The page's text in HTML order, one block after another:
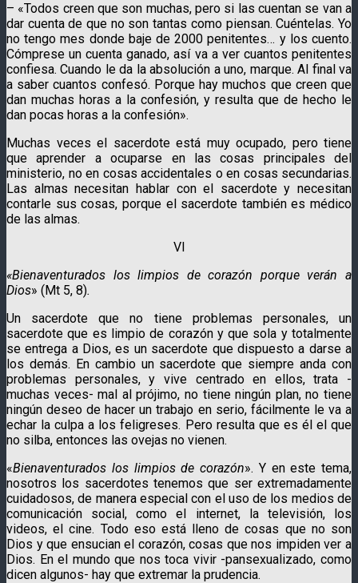
– «Todos creen que son muchas, pero si las cuentan se van a
dar cuenta de que no son tantas como piensan. Cuéntelas. Yo
no tengo mes donde baje de 2000 penitentes… y los cuento.
Cómprese un cuenta ganado, así va a ver cuantos penitentes
confiesa. Cuando le da la absolución a uno, marque. Al final va
a saber cuantos confesó. Porque hay muchos que creen que
dan muchas horas a la confesión, y resulta que de hecho le
dan pocas horas a la confesión».
Muchas veces el sacerdote está muy ocupado, pero tiene
que aprender a ocuparse en las cosas principales del
ministerio, no en cosas accidentales o en cosas secundarias.
Las almas necesitan hablar con el sacerdote y necesitan
contarle sus cosas, porque el sacerdote también es médico
de las almas.
VI
«Bienaventurados los limpios de corazón porque verán a
Dios» (Mt 5, 8).
Un sacerdote que no tiene problemas personales, un
sacerdote que es limpio de corazón y que sola y totalmente
se entrega a Dios, es un sacerdote que dispuesto a darse a
los demás. En cambio un sacerdote que siempre anda con
problemas personales, y vive centrado en ellos, trata -
muchas veces- mal al prójimo, no tiene ningún plan, no tiene
ningún deseo de hacer un trabajo en serio, fácilmente le va a
echar la culpa a los feligreses. Pero resulta que es él el que
no silba, entonces las ovejas no vienen.
«Bienaventurados los limpios de corazón». Y en este tema,
nosotros los sacerdotes tenemos que ser extremadamente
cuidadosos, de manera especial con el uso de los medios de
comunicación social, como el internet, la televisión, los
videos, el cine. Todo eso está lleno de cosas que no son
Dios y que ensucian el corazón, cosas que nos impiden ver a
Dios. En el mundo que nos toca vivir -pansexualizado, como
dicen algunos- hay que extremar la prudencia.